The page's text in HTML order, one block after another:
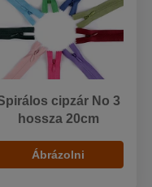
cipzár No 3
hossza 20cm
Ábrázolni